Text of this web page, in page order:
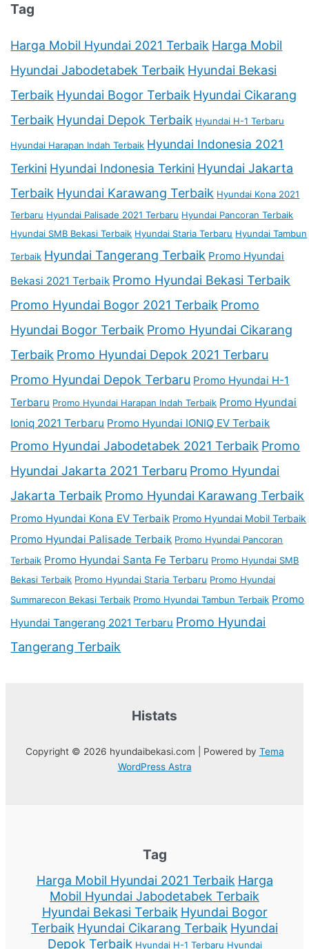
Tag
Harga Mobil Hyundai 2021 Terbaik Harga Mobil
Hyundai Jabodetabek Terbaik Hyundai Bekasi
Terbaik Hyundai Bogor Terbaik Hyundai Cikarang
Terbaik Hyundai Depok Terbaik Hyundai H-1 Terbaru
Hyundai Harapan Indah Terbaik Hyundai Indonesia 2021
Terkini Hyundai Indonesia Terkini Hyundai Jakarta
Terbaik Hyundai Karawang Terbaik Hyundai Kona 2021
Terbaru Hyundai Palisade 2021 Terbaru Hyundai Pancoran Terbaik
Hyundai SMB Bekasi Terbaik Hyundai Staria Terbaru Hyundai Tambun
Terbaik Hyundai Tangerang Terbaik Promo Hyundai
Bekasi 2021 Terbaik Promo Hyundai Bekasi Terbaik
Promo Hyundai Bogor 2021 Terbaik Promo
Hyundai Bogor Terbaik Promo Hyundai Cikarang
Terbaik Promo Hyundai Depok 2021 Terbaru
Promo Hyundai Depok Terbaru Promo Hyundai H-1
Terbaru Promo Hyundai Harapan Indah Terbaik Promo Hyundai
Ioniq 2021 Terbaru Promo Hyundai IONIQ EV Terbaik
Promo Hyundai Jabodetabek 2021 Terbaik Promo
Hyundai Jakarta 2021 Terbaru Promo Hyundai
Jakarta Terbaik Promo Hyundai Karawang Terbaik
Promo Hyundai Kona EV Terbaik Promo Hyundai Mobil Terbaik
Promo Hyundai Palisade Terbaik Promo Hyundai Pancoran
Terbaik Promo Hyundai Santa Fe Terbaru Promo Hyundai SMB
Bekasi Terbaik Promo Hyundai Staria Terbaru Promo Hyundai
Summarecon Bekasi Terbaik Promo Hyundai Tambun Terbaik Promo
Hyundai Tangerang 2021 Terbaru Promo Hyundai
Tangerang Terbaik
Histats
Copyright © 2026 hyundaibekasi.com | Powered by Tema
WordPress Astra
Tag
Harga Mobil Hyundai 2021 Terbaik Harga
Mobil Hyundai Jabodetabek Terbaik
Hyundai Bekasi Terbaik Hyundai Bogor
Terbaik Hyundai Cikarang Terbaik Hyundai
Depok Terbaik Hyundai H-1 Terbaru Hyundai